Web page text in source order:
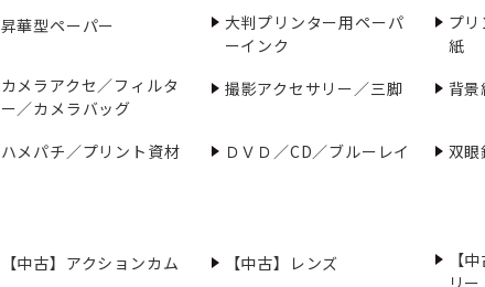
昇華型ペーパー
大判プリンター用ペーパ
ーインク
プ
紙
カメラアクセ／フィルタ
ー／カメラバッグ
撮影アクセサリー／三脚 背
ハメパチ／プリント資材 ＤＶＤ／CD／ブルーレイ 双
【中古】アクションカム 【中古】レンズ
【